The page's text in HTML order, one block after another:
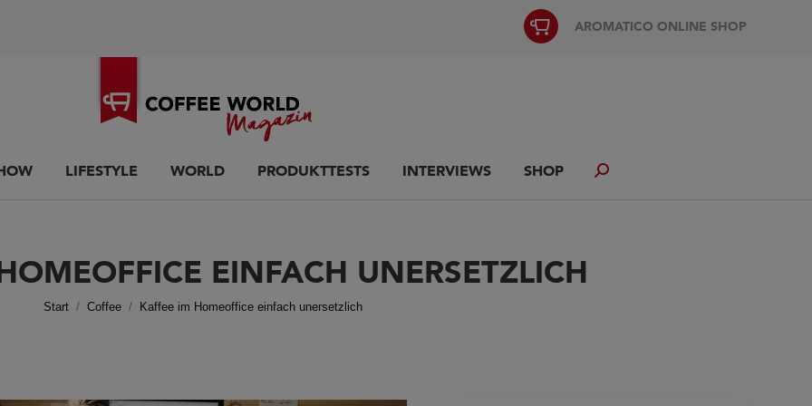
AROMATICO ONLINE SHOP
LIFESTYLE WORLD PRODUKTTESTS INTERVIEWS SHOP Search:
EINFACH UNERSETZLICH
Sie befinden sich hier:
Start Coffee Kaffee im Homeoffice einfach unersetzlich